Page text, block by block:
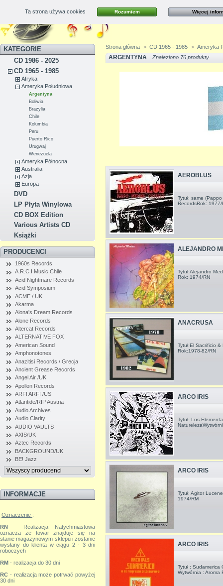
Kontakt Mapa strony
Ta strona używa cookies Rozumiem Więcej
KATEGORIE
CD 1986 - 2025
CD 1965 - 1985
Afryka
Ameryka Południowa
Argentyna
Boliwia
Brazylia
Chile
Kolumbia
Peru
Puerto Rico
Urugwaj
Wenezuela
Ameryka Północna
Australia
Azja
Europa
DVD
LP Płyta Winylowa
CD BOX Edition
Various Artists CD
Książki
PRODUCENCI
1960s Records
A.R.C.I Music Chile
Acid Nightmare Records
Acid Symposium
ACME / UK
Akarma
Alona's Dream Records
Alone Records
Altercat Records
ALTERNATIVE FOX
American Sound
Amphonotones
Anazitisi Records / Grecja
Ancient Grease Records
Angel Air /UK
Apollon Records
ARF! ARF! /US
Atlantide/RIP Austria
Audio Archives
Audio Clarity
AUDIO VAULTS
AXIS/UK
Aztec Records
BACKGROUND/UK
BE! Jazz
INFORMACJE
Oznaczenie :
RN
- Realizacja Natychmiastowa
oznacza że towar znajduje się na
stanie magazynowym sklepu i zostanie
wysłany do klienta w ciągu 2 - 3 dni
roboczych
RM - realizacja do 30 dni
RC - realizacja może potrwać powyżej
30 dni
Strona główna > CD 1965 - 1985 > Ameryka
ARGENTYNA Znaleziono 76 produkty.
AEROBLUS
Tytuł: same
RecordsRok: 1977/
ALEJANDRO
Tytuł:Alejandro
Rok: 1974/RN
ANACRUSA
Tytuł:El Sacrificio
Rok:1978-82/RN
ARCO IRIS
Tytuł: Los
ARCO IRIS
Tytuł: Agitor
1974/RM
ARCO IRIS
Tytuł : Sudamerica
Wytwórnia : Aroma